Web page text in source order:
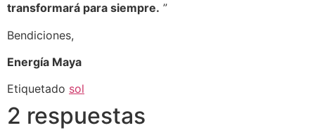
transformará para siempre. ”
Bendiciones,
Energía Maya
Etiquetado sol
2 respuestas